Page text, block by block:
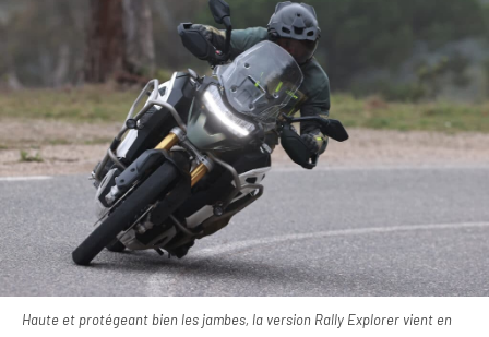
Haute et protégeant bien les jambes, la version Rally Explorer vient en